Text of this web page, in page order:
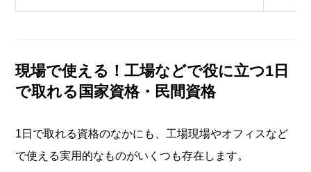
現場で使える！工場などで役に立つ1日
で取れる国家資格・民間資格
1日で取れる資格のなかにも、工場現場やオフィスなど
で使える実用的なものがいくつも存在します。